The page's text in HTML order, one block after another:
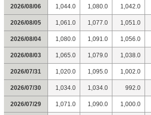
2026/08/06 1,044.0 1,080.0 1,042.0
2026/08/05 1,061.0 1,077.0 1,051.0
2026/08/04 1,080.0 1,091.0 1,056.0
2026/08/03 1,065.0 1,079.0 1,038.0
2026/07/31 1,020.0 1,095.0 1,002.0
2026/07/30 1,034.0 1,034.0 992.0
2026/07/29 1,071.0 1,090.0 1,000.0